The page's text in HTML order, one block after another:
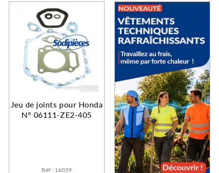
Jeu de joints pour Honda
N° 06111-ZE2-405
Réf : 16059